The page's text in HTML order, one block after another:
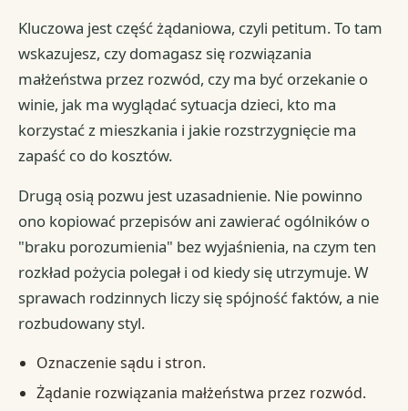
Kluczowa jest część żądaniowa, czyli petitum. To tam
wskazujesz, czy domagasz się rozwiązania
małżeństwa przez rozwód, czy ma być orzekanie o
winie, jak ma wyglądać sytuacja dzieci, kto ma
korzystać z mieszkania i jakie rozstrzygnięcie ma
zapaść co do kosztów.
Drugą osią pozwu jest uzasadnienie. Nie powinno
ono kopiować przepisów ani zawierać ogólników o
"braku porozumienia" bez wyjaśnienia, na czym ten
rozkład pożycia polegał i od kiedy się utrzymuje. W
sprawach rodzinnych liczy się spójność faktów, a nie
rozbudowany styl.
Oznaczenie sądu i stron.
Żądanie rozwiązania małżeństwa przez rozwód.